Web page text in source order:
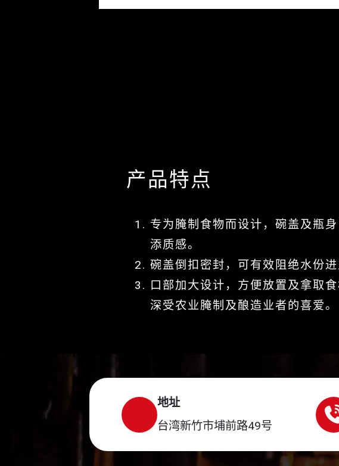
产品特点
专为腌制食物而设计，碗盖及瓶
添质感。
碗盖倒扣密封，可有效阻绝水份进
口部加大设计，方便放置及拿取
深受农业腌制及酿造业者的喜爱。
地址
台湾新竹市埔前路49号